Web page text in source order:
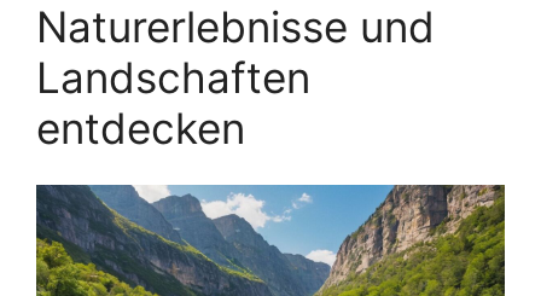
Naturerlebnisse und
Landschaften
entdecken